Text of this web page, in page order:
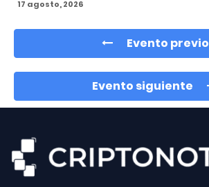
17 agosto, 2026
Evento previo
Evento siguiente